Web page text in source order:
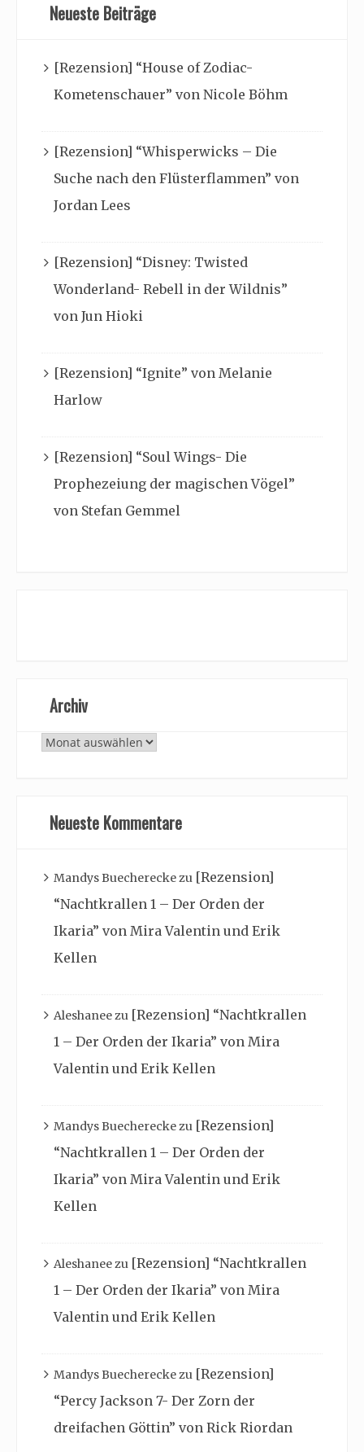
Neueste Beiträge
[Rezension] “House of Zodiac-
Kometenschauer” von Nicole Böhm
[Rezension] “Whisperwicks – Die
Suche nach den Flüsterflammen” von
Jordan Lees
[Rezension] “Disney: Twisted
Wonderland- Rebell in der Wildnis”
von Jun Hioki
[Rezension] “Ignite” von Melanie
Harlow
[Rezension] “Soul Wings- Die
Prophezeiung der magischen Vögel”
von Stefan Gemmel
Archiv
Archiv
Neueste Kommentare
Mandys Buechereckezu [Rezension]
“Nachtkrallen 1 – Der Orden der
Ikaria” von Mira Valentin und Erik
Kellen
Aleshaneezu [Rezension] “Nachtkrallen
1 – Der Orden der Ikaria” von Mira
Valentin und Erik Kellen
Mandys Buechereckezu [Rezension]
“Nachtkrallen 1 – Der Orden der
Ikaria” von Mira Valentin und Erik
Kellen
Aleshaneezu [Rezension] “Nachtkrallen
1 – Der Orden der Ikaria” von Mira
Valentin und Erik Kellen
Mandys Buechereckezu [Rezension]
“Percy Jackson 7- Der Zorn der
dreifachen Göttin” von Rick Riordan